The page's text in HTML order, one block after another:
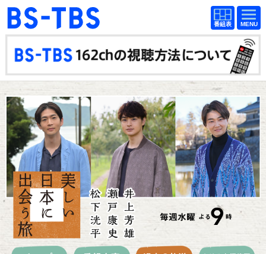
BS-TBS
番組
表
BS-TBS
番組
表
ドラマ 映画
紀行 報道
教養 スポーツ
音楽 エンタメ
アニメ ファンクラブ
検索
視聴方法 4K放送
イベント ショッピング